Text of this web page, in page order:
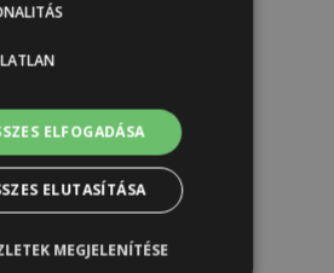
ELFOGADÁSA
ELUTASÍTÁSA
MEGJELENÍTÉSE